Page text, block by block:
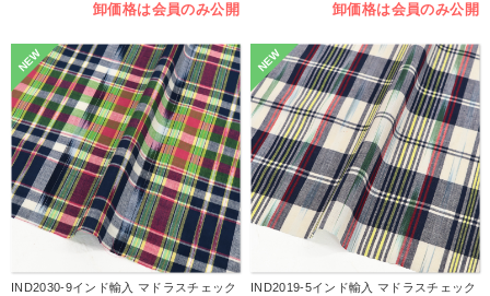
卸価格は会員のみ公開 卸価格は会員のみ公開
NEW
IND2030-9インド輸入 マドラスチェック
NEW
IND2019-5インド輸入 マドラスチェック